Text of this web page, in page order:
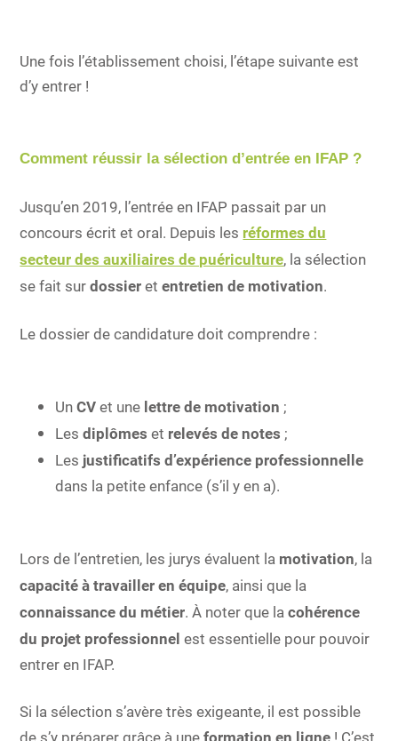
Une fois l’établissement choisi, l’étape suivante est
d’y entrer !
Comment réussir la sélection d’entrée en IFAP ?
Jusqu’en 2019, l’entrée en IFAP passait par un
concours écrit et oral. Depuis les réformes du
secteur des auxiliaires de puériculture, la sélection
se fait surdossieretentretien de motivation.
Le dossier de candidature doit comprendre :
UnCVet une lettre de motivation ;
Lesdiplômes et relevés de notes ;
Les justificatifs d’expérience professionnelle
dans la petite enfance (s’il y en a).
Lors de l’entretien, les jurys évaluent la motivation, la
capacité à travailler en équipe, ainsi que la
connaissance du métier. À noter que lacohérence
du projet professionnel est essentielle pour pouvoir
entrer en IFAP.
Si la sélection s’avère très exigeante, il est possible